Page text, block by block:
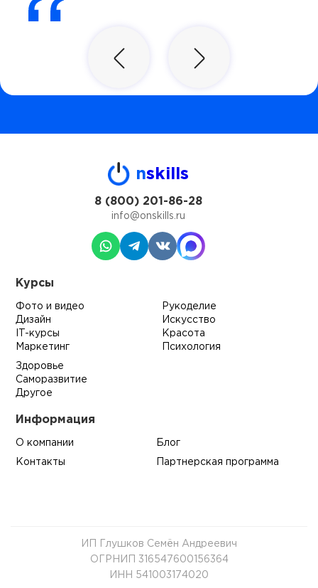
nskills
8 (800) 201-86-28
info@onskills.ru
Курсы
Фото и видео
Дизайн
IT-курсы
Маркетинг
Рукоделие
Искусство
Красота
Психология
Здоровье
Саморазвитие
Другое
Информация
О компании Блог
Контакты Партнерская программа
ИП Глушков Семён Андреевич
ОГРНИП 316547600156364
ИНН 541003174020